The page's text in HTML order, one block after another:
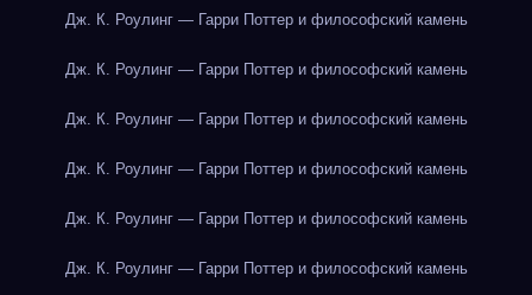
Дж. К. Роулинг — Гарри Поттер и философский камень
Дж. К. Роулинг — Гарри Поттер и философский камень
Дж. К. Роулинг — Гарри Поттер и философский камень
Дж. К. Роулинг — Гарри Поттер и философский камень
Дж. К. Роулинг — Гарри Поттер и философский камень
Дж. К. Роулинг — Гарри Поттер и философский камень